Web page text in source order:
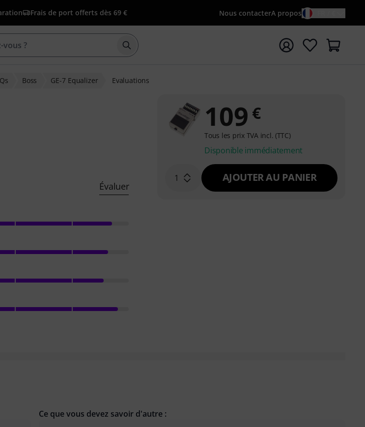
Frais de port offerts dès 69 € Nous contacterA propos
Démarrer la recherche avec le terme de recherche
Boss GE-7 Equalizer Evaluations
Évaluer
109 €
Tous les prix TVA incl. (TTC)
Disponible immédiatement
1 AJOUTER AU PANIER
Ce que vous devez savoir d'autre :